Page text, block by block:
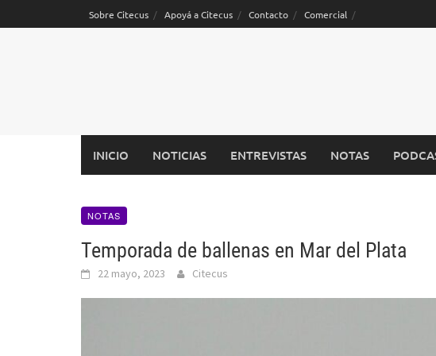
Sobre Citecus Apoyá a Citecus Contacto Comercial
INICIO NOTICIAS ENTREVISTAS NOTAS
NOTAS
Temporada de ballenas en Mar del Plata
22 mayo, 2023 Citecus